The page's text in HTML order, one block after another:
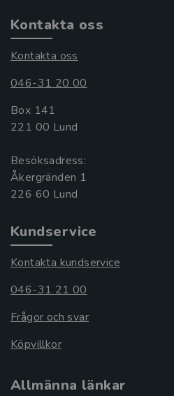
Kontakta oss
Kontakta oss
046-31 20 00
Box 141
221 00 Lund
Besöksadress:
Åkergränden 1
Kundservice
Kontakta kundservice
046-31 21 00
Frågor och svar
Köpvillkor
Allmänna länkar